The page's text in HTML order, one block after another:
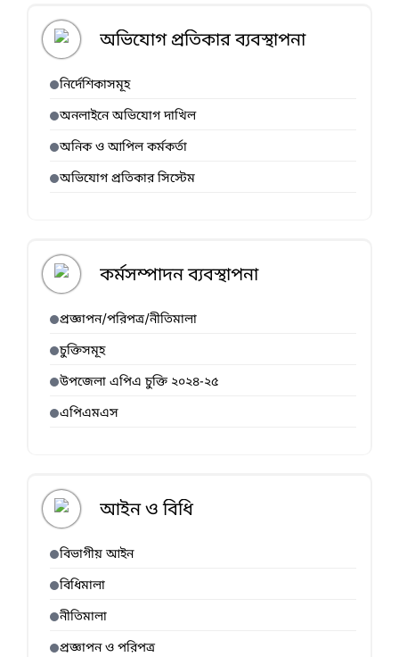
অভিযোগ প্রতিকার ব্যবস্থাপনা
নির্দেশিকাসমূহ
অনলাইনে অভিযোগ দাখিল
অনিক ও আপিল কর্মকর্তা
অভিযোগ প্রতিকার সিস্টেম
কর্মসম্পাদন ব্যবস্থাপনা
প্রজ্ঞাপন/পরিপত্র/নীতিমালা
চুক্তিসমূহ
উপজেলা এপিএ চুক্তি ২০২৪-২৫
এপিএমএস
আইন ও বিধি
বিভাগীয় আইন
বিধিমালা
নীতিমালা
প্রজ্ঞাপন ও পরিপত্র